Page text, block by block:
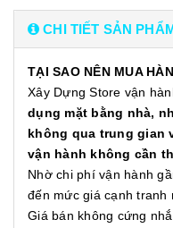
CHI TIẾT SẢN
TẠI SAO NÊN MUA
Xây Dựng Store vận
dụng mặt bằng nhà,
không qua trung gian
vận hành không cần
Nhờ chi phí vận hành
đến mức giá cạnh tranh
Giá bán không cứng